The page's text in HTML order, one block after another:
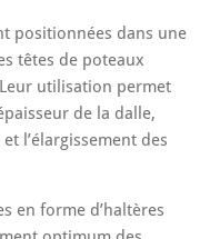
positionnées dans une
têtes de poteaux
utilisation permet
de la dalle,
l’élargissement des
en forme d’haltères